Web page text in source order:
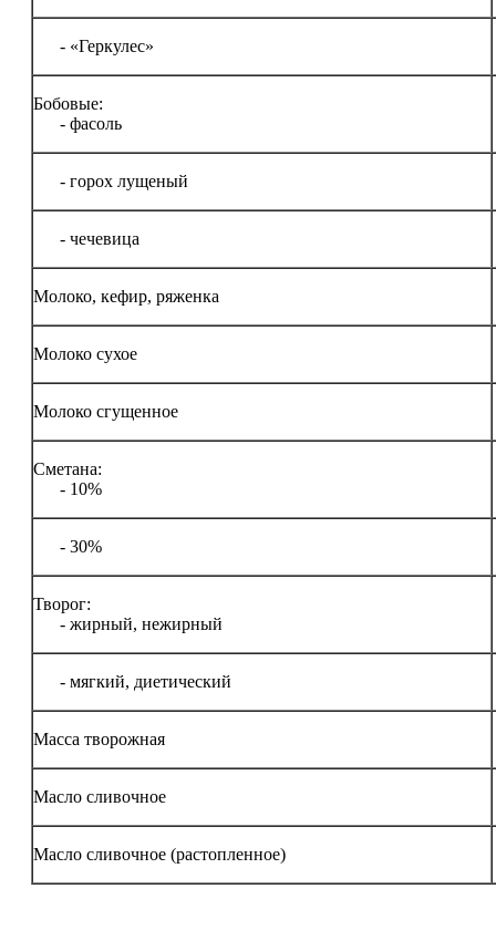
- «Геркулес»
Бобовые:
- фасоль
- горох лущеный
- чечевица
Молоко, кефир, ряженка
Молоко сухое
Молоко сгущенное
Сметана:
- 10%
- 30%
Творог:
- жирный, нежирный
- мягкий, диетический
Масса творожная
Масло сливочное
Масло сливочное (растопленное)